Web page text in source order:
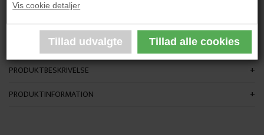
Vis cookie detaljer
65x50 cm.
Sort glasramme
PRODUKTBESKRIVELSE
PRODUKTINFORMATION